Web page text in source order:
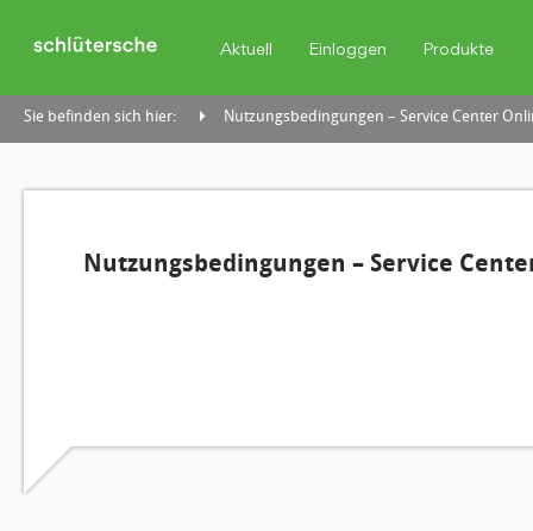
Aktuell Einloggen Produkte
Sie befinden sich hier: Nutzungsbedingungen – Service Center
Nutzungsbedingungen – Service